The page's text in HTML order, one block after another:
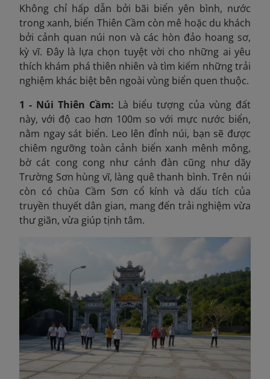
Không chỉ hấp dẫn bởi bãi biển yên bình, nước
trong xanh, biển Thiên Cầm còn mê hoặc du khách
bởi cảnh quan núi non và các hòn đảo hoang sơ,
kỳ vĩ. Đây là lựa chọn tuyệt vời cho những ai yêu
thích khám phá thiên nhiên và tìm kiếm những trải
nghiệm khác biệt bên ngoài vùng biển quen thuộc.
1 - Núi Thiên Cầm: Là biểu tượng của vùng đất
này, với độ cao hơn 100m so với mực nước biển,
nằm ngay sát biển. Leo lên đỉnh núi, bạn sẽ được
chiêm ngưỡng toàn cảnh biển xanh mênh mông,
bờ cát cong cong như cánh đàn cũng như dãy
Trường Sơn hùng vĩ, làng quê thanh bình. Trên núi
còn có chùa Cầm Sơn cổ kính và dấu tích của
truyền thuyết dân gian, mang đến trải nghiệm vừa
thư giãn, vừa giúp tịnh tâm.